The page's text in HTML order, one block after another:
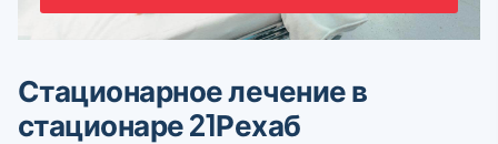
Стационарное лечение в
стационаре 21Рехаб